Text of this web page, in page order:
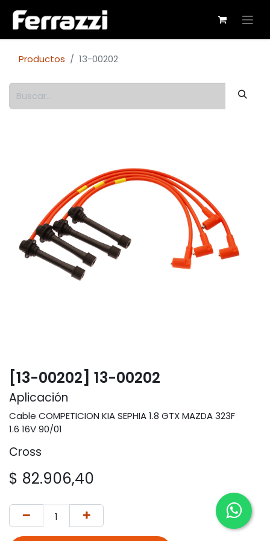
Productos 13-00202
[13-00202] 13-00202
Aplicación
Cable COMPETICION KIA SEPHIA 1.8 GTX MAZDA 323F
1.6 16V 90/01
Cross
$ 82.906,40